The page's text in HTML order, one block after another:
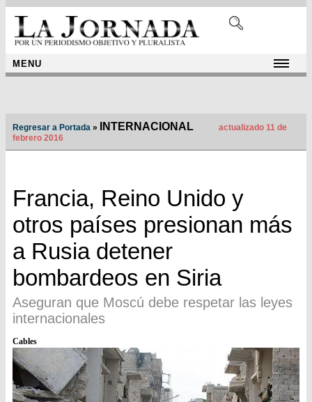
MENU
Regresar a Portada » INTERNACIONAL
actualizado 11 de
febrero 2016
Francia, Reino Unido y
otros países presionan más
a Rusia detener
bombardeos en Siria
Aseguran que Moscú debe respetar las leyes
internacionales
Cables